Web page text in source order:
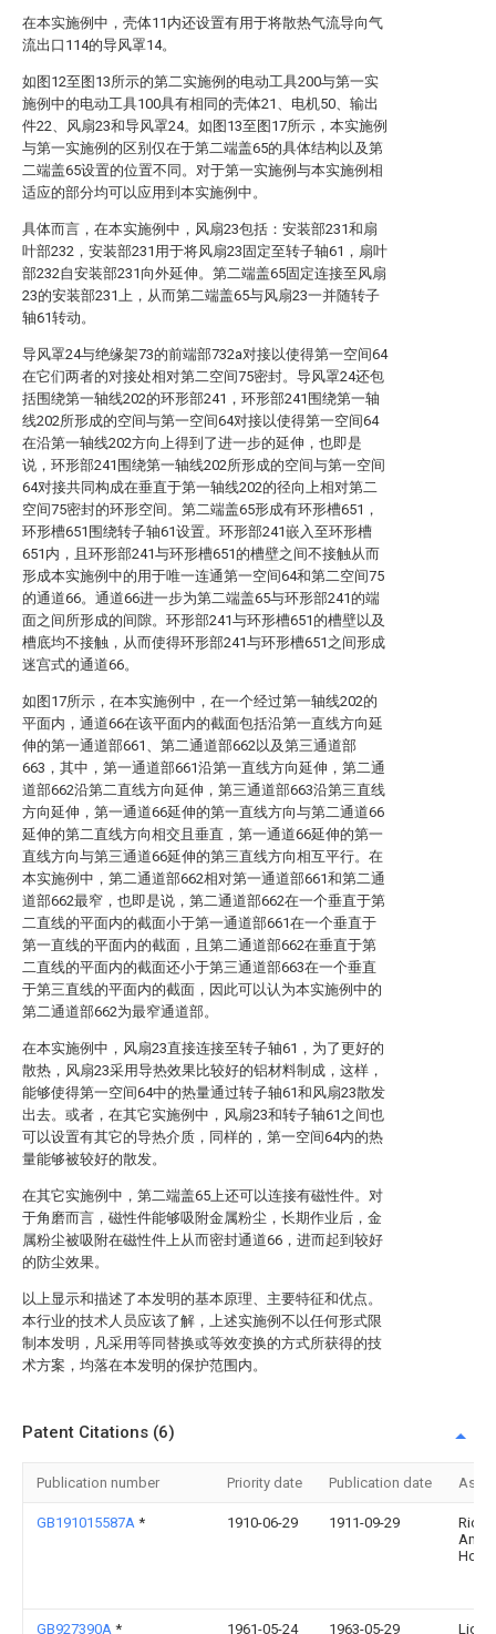
在本实施例中，壳体11内还设置有用于将散热气流导向气
流出口114的导风罩14。
如图12至图13所示的第二实施例的电动工具200与第一实
施例中的电动工具100具有相同的壳体21、电机50、输出
件22、风扇23和导风罩24。如图13至图17所示，本实施例
与第一实施例的区别仅在于第二端盖65的具体结构以及第
二端盖65设置的位置不同。对于第一实施例与本实施例相
适应的部分均可以应用到本实施例中。
具体而言，在本实施例中，风扇23包括：安装部231和扇
叶部232，安装部231用于将风扇23固定至转子轴61，扇叶
部232自安装部231向外延伸。第二端盖65固定连接至风扇
23的安装部231上，从而第二端盖65与风扇23一并随转子
轴61转动。
导风罩24与绝缘架73的前端部732a对接以使得第一空间64
在它们两者的对接处相对第二空间75密封。导风罩24还包
括围绕第一轴线202的环形部241，环形部241围绕第一轴
线202所形成的空间与第一空间64对接以使得第一空间64
在沿第一轴线202方向上得到了进一步的延伸，也即是
说，环形部241围绕第一轴线202所形成的空间与第一空间
64对接共同构成在垂直于第一轴线202的径向上相对第二
空间75密封的环形空间。第二端盖65形成有环形槽651，
环形槽651围绕转子轴61设置。环形部241嵌入至环形槽
651内，且环形部241与环形槽651的槽壁之间不接触从而
形成本实施例中的用于唯一连通第一空间64和第二空间75
的通道66。通道66进一步为第二端盖65与环形部241的端
面之间所形成的间隙。环形部241与环形槽651的槽壁以及
槽底均不接触，从而使得环形部241与环形槽651之间形成
迷宫式的通道66。
如图17所示，在本实施例中，在一个经过第一轴线202的
平面内，通道66在该平面内的截面包括沿第一直线方向延
伸的第一通道部661、第二通道部662以及第三通道部
663，其中，第一通道部661沿第一直线方向延伸，第二通
道部662沿第二直线方向延伸，第三通道部663沿第三直线
方向延伸，第一通道66延伸的第一直线方向与第二通道66
延伸的第二直线方向相交且垂直，第一通道66延伸的第一
直线方向与第三通道66延伸的第三直线方向相互平行。在
本实施例中，第二通道部662相对第一通道部661和第二通
道部662最窄，也即是说，第二通道部662在一个垂直于第
二直线的平面内的截面小于第一通道部661在一个垂直于
第一直线的平面内的截面，且第二通道部662在垂直于第
二直线的平面内的截面还小于第三通道部663在一个垂直
于第三直线的平面内的截面，因此可以认为本实施例中的
第二通道部662为最窄通道部。
在本实施例中，风扇23直接连接至转子轴61，为了更好的
散热，风扇23采用导热效果比较好的铝材料制成，这样，
能够使得第一空间64中的热量通过转子轴61和风扇23散发
出去。或者，在其它实施例中，风扇23和转子轴61之间也
可以设置有其它的导热介质，同样的，第一空间64内的热
量能够被较好的散发。
在其它实施例中，第二端盖65上还可以连接有磁性件。对
于角磨而言，磁性件能够吸附金属粉尘，长期作业后，金
属粉尘被吸附在磁性件上从而密封通道66，进而起到较好
的防尘效果。
以上显示和描述了本发明的基本原理、主要特征和优点。
本行业的技术人员应该了解，上述实施例不以任何形式限
制本发明，凡采用等同替换或等效变换的方式所获得的技
术方案，均落在本发明的保护范围内。
Patent Citations (6)
Publication number Priority date Publication date
GB191015587A * 1910-06-29 1911-09-29
GB927390A * 1961-05-24 1963-05-29